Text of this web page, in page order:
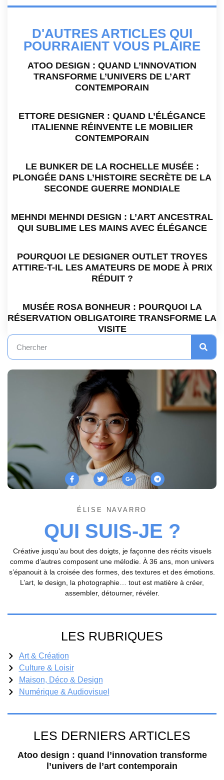
D'AUTRES ARTICLES QUI
POURRAIENT VOUS PLAIRE
ATOO DESIGN : QUAND L’INNOVATION
TRANSFORME L’UNIVERS DE L’ART
CONTEMPORAIN
ETTORE DESIGNER : QUAND L’ÉLÉGANCE
ITALIENNE RÉINVENTE LE MOBILIER
CONTEMPORAIN
LE BUNKER DE LA ROCHELLE MUSÉE :
PLONGÉE DANS L’HISTOIRE SECRÈTE DE LA
SECONDE GUERRE MONDIALE
MEHNDI MEHNDI DESIGN : L’ART ANCESTRAL
QUI SUBLIME LES MAINS AVEC ÉLÉGANCE
POURQUOI LE DESIGNER OUTLET TROYES
ATTIRE-T-IL LES AMATEURS DE MODE À PRIX
RÉDUIT ?
MUSÉE ROSA BONHEUR : POURQUOI LA
RÉSERVATION OBLIGATOIRE TRANSFORME LA
VISITE
ÉLISE NAVARRO
QUI SUIS-JE ?
Créative jusqu’au bout des doigts, je façonne des récits visuels
comme d’autres composent une mélodie. À 36 ans, mon univers
s’épanouit à la croisée des formes, des textures et des émotions.
L’art, le design, la photographie… tout est matière à créer,
assembler, détourner, révéler.
LES RUBRIQUES
Art & Création
Culture & Loisir
Maison, Déco & Design
Numérique & Audiovisuel
LES DERNIERS ARTICLES
Atoo design : quand l’innovation transforme
l’univers de l’art contemporain